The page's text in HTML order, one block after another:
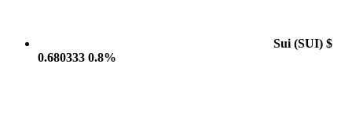
Sui (SUI) $
0.680333 0.8%